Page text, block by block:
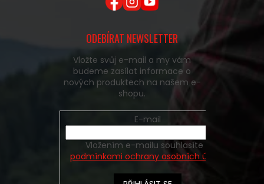
ODEBÍRAT NEWSLETTER
Vložte svůj e-mail a my vám
budeme zasílat informace o
nových produktech na našem e-
shopu.
E-mail
podmínkami ochrany osobních údajů